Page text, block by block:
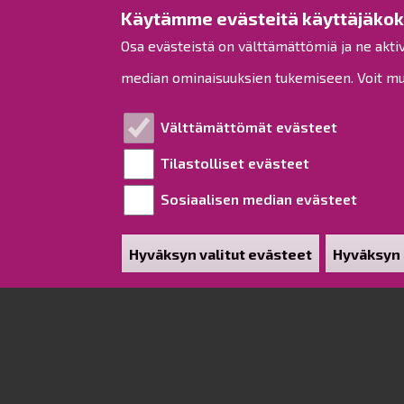
Käytämme evästeitä
Osa evästeistä on välttämättömiä ja ne
median ominaisuuksien tukemiseen. Voit
Välttämättömät evästeet
Tilastolliset evästeet
Sosiaalisen median evästeet
Hyväksyn valitut evästeet Poista
saa